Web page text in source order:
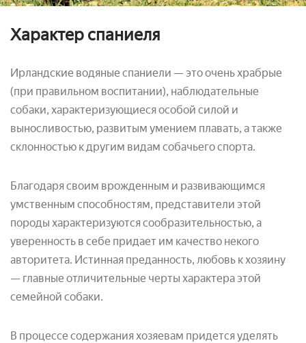
Характер спаниеля
Ирландские водяные спаниели — это очень храбрые
(при правильном воспитании), наблюдательные
собаки, характеризующиеся особой силой и
выносливостью, развитым умением плавать, а также
склонностью к другим видам собачьего спорта.
Благодаря своим врожденным и развивающимся
умственным способностям, представители этой
породы характеризуются сообразительностью, а
уверенность в себе придает им качество некого
авторитета. Истинная преданность, любовь к хозяину
— главные отличительные черты характера этой
семейной собаки.
В процессе содержания хозяевам придется уделять